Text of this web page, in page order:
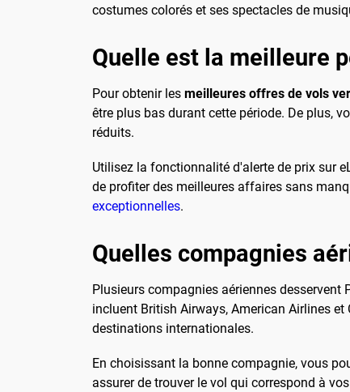
costumes colorés et ses spectacles de
Quelle est la meilleure
Pour obtenir les meilleures offres de vols
être plus bas durant cette période. De plus,
réduits.
Utilisez la fonctionnalité d'alerte de prix sur
de profiter des meilleures affaires sans
exceptionnelles.
Quelles compagnies
Plusieurs compagnies aériennes
incluent British Airways, American Airlines
destinations internationales.
En choisissant la bonne compagnie, vous
assurer de trouver le vol qui correspond à